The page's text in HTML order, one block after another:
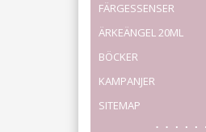
FÄRGESSENSER
ÄRKEÄNGEL 20ML
BÖCKER
KAMPANJER
SITEMAP